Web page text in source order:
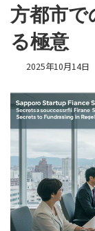
方都市で
る極意
2025年10月14日